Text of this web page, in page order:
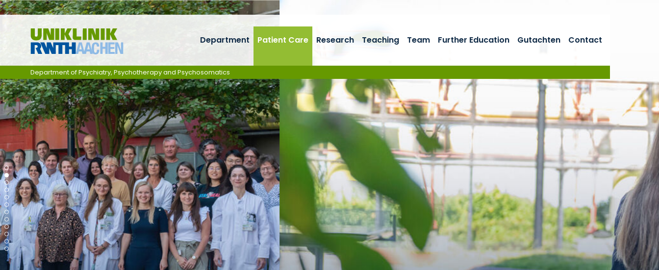
Skip navigation
Department Patient Care Research Teaching Team Further Education Gutachten Contact
Department of Psychiatry, Psychotherapy and Psychosomatics